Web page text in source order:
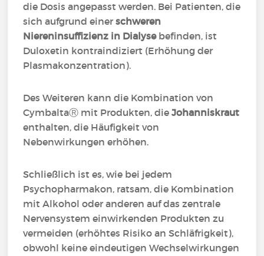
die Dosis angepasst werden. Bei Patienten, die
sich aufgrund einerschweren
Niereninsuffizienz in Dialysebefinden, ist
Duloxetin kontraindiziert (Erhöhung der
Plasmakonzentration).
Des Weiteren kann die Kombination von
CymbaltaⓇ mit Produkten, die Johanniskraut
enthalten, die Häufigkeit von
Nebenwirkungen erhöhen.
Schließlich ist es, wie bei jedem
Psychopharmakon, ratsam, die Kombination
mit Alkohol oder anderen auf das zentrale
Nervensystem einwirkenden Produkten zu
vermeiden (erhöhtes Risiko an Schläfrigkeit),
obwohl keine eindeutigen Wechselwirkungen